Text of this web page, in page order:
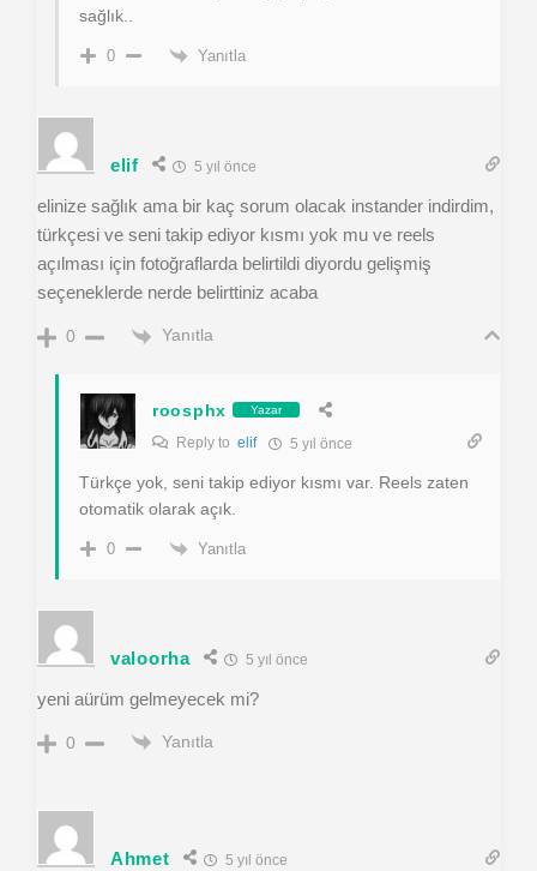
sağlık..
0 Yanıtla
elif 5 yıl önce
elinize sağlık ama bir kaç sorum olacak instander indirdim,
türkçesi ve seni takip ediyor kısmı yok mu ve reels
açılması için fotoğraflarda belirtildi diyordu gelişmiş
seçeneklerde nerde belirttiniz acaba
0 Yanıtla
roosphx Yazar
Reply to elif 5 yıl önce
Türkçe yok, seni takip ediyor kısmı var. Reels zaten
otomatik olarak açık.
0 Yanıtla
valoorha 5 yıl önce
yeni aürüm gelmeyecek mi?
0 Yanıtla
Ahmet 5 yıl önce